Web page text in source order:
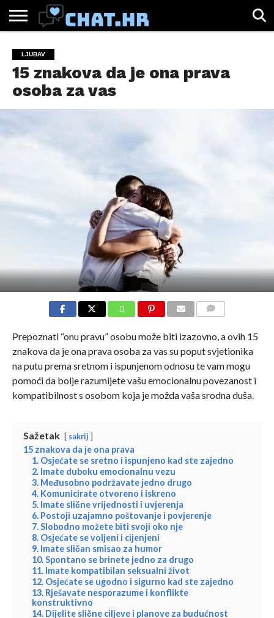
CHAT.HR
ZABAVA
ŽIVOT
VIRALNO
LJUBAV
15 znakova da je ona prava
osoba za vas
Prepoznati “onu pravu” osobu može biti izazovno, a ovih 15
znakova da je ona prava osoba za vas su poput svjetionika
na putu prema sretnom i ispunjenom odnosu te vam mogu
pomoći da bolje razumijete vašu emocionalnu povezanost i
kompatibilnost s osobom koja je možda vaša srodna duša.
Sažetak sakrij
15 znakova da je ona prava
1. Osjećate se sretno i ispunjeno kad ste zajedno
2. Imate duboku emocionalnu vezu
3. Međusobno podržavate jedno drugo
4. Komunicirate otvoreno i iskreno
5. Imate slične vrijednosti i uvjerenja
6. Postoji uzajamno poštovanje i povjerenje
7. Slobodno možete biti svoji oko nje
8. Osjećate se voljeni i cijenjeni
9. Imate sličan smisao za humor
10. Spontano se brinete jedno za drugo
11. Imate kompatibilan seksualni život
12. Osjećate se ugodno i sigurno kad ste zajedno
13. Rješavate nesporazume i konflikte
konstruktivno
14. Dijelite slične ciljeve i planove za budućnost